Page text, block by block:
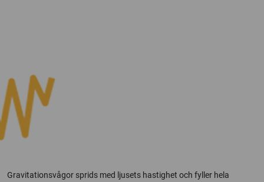
Gravitationsvågor sprids med ljusets hastighet och fyller hela